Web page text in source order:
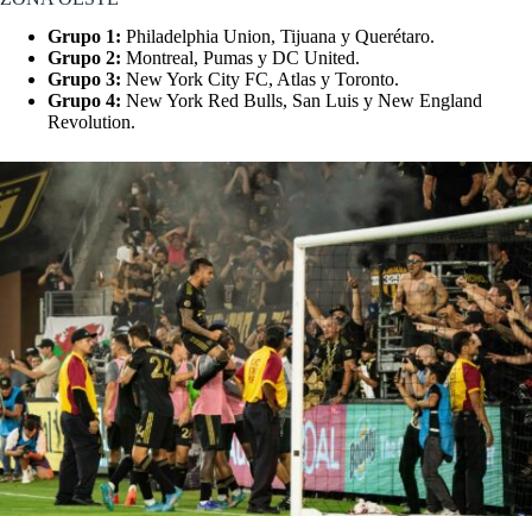
Grupo 1: Philadelphia Union, Tijuana y Querétaro.
Grupo 2: Montreal, Pumas y DC United.
Grupo 3: New York City FC, Atlas y Toronto.
Grupo 4: New York Red Bulls, San Luis y New England
Revolution.